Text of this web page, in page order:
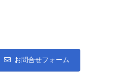
お問合せフォーム